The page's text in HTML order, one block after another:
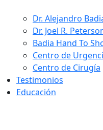
Dr. Alejandro
Dr. Joel R.
Badia Hand To
Centro de
Centro de Cirugía
Testimonios
Educación